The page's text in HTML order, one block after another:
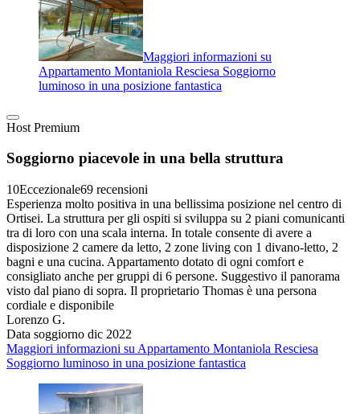
Maggiori informazioni su
Appartamento Montaniola Resciesa Soggiorno
luminoso in una posizione fantastica
Host Premium
Soggiorno piacevole in una bella struttura
10Eccezionale69 recensioni
Esperienza molto positiva in una bellissima posizione nel centro di
Ortisei. La struttura per gli ospiti si sviluppa su 2 piani comunicanti
tra di loro con una scala interna. In totale consente di avere a
disposizione 2 camere da letto, 2 zone living con 1 divano-letto, 2
bagni e una cucina. Appartamento dotato di ogni comfort e
consigliato anche per gruppi di 6 persone. Suggestivo il panorama
visto dal piano di sopra. Il proprietario Thomas è una persona
cordiale e disponibile
Lorenzo G.
Data soggiorno dic 2022
Maggiori informazioni su Appartamento Montaniola Resciesa
Soggiorno luminoso in una posizione fantastica